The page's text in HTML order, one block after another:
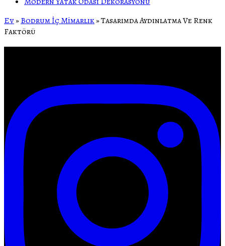
Ev»Bodrum İç Mimarlık»Tasarımda Aydınlatma Ve Renk
Faktörü